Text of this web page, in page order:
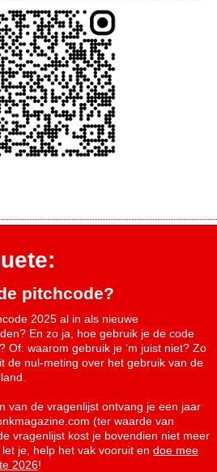
pitchcode?
2025 al in als nieuwe
En zo ja, hoe gebruik je de code
Of: waarom gebruik je ‘m juist niet? Zo
de nul-meting over het gebruik van de
van de vragenlijst ontvang je een jaar
(ter waarde van
vragenlijst kost je bovendien niet meer
je, help het vak vooruit en doe mee
2026!